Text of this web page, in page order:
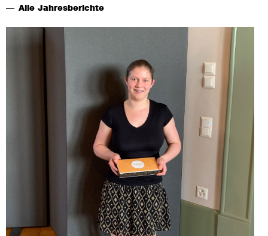
Alle Jahresberichte